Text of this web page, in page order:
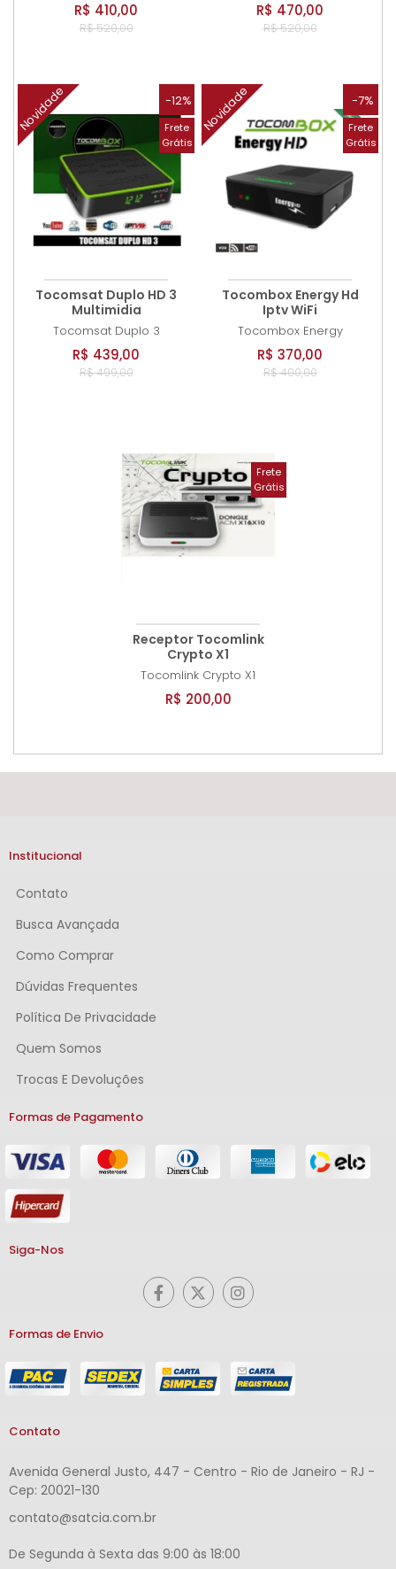
R$ 410,00
R$ 520,00
R$ 470,00
R$ 520,00
-12%
Novidade
Frete
Grátis
Tocomsat Duplo HD 3
Multimidia
Tocomsat Duplo 3
R$ 439,00
R$ 499,00
-7%
Novidade
Frete
Grátis
Tocombox Energy Hd
Iptv WiFi
Tocombox Energy
R$ 370,00
R$ 400,00
Frete
Grátis
Receptor Tocomlink
Crypto X1
Tocomlink Crypto X1
R$ 200,00
Institucional
Contato
Busca Avançada
Como Comprar
Dúvidas Frequentes
Política De Privacidade
Quem Somos
Trocas E Devoluções
Formas de Pagamento
Siga-Nos
Formas de Envio
Contato
Avenida General Justo, 447 - Centro - Rio de Janeiro - RJ -
Cep: 20021-130
contato@satcia.com.br
De Segunda à Sexta das 9:00 às 18:00